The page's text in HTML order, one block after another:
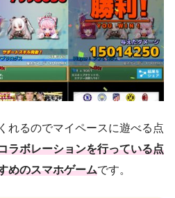
れるのでマイペースに遊べる点
ラボレーションを行っている点
めのスマホゲームです。